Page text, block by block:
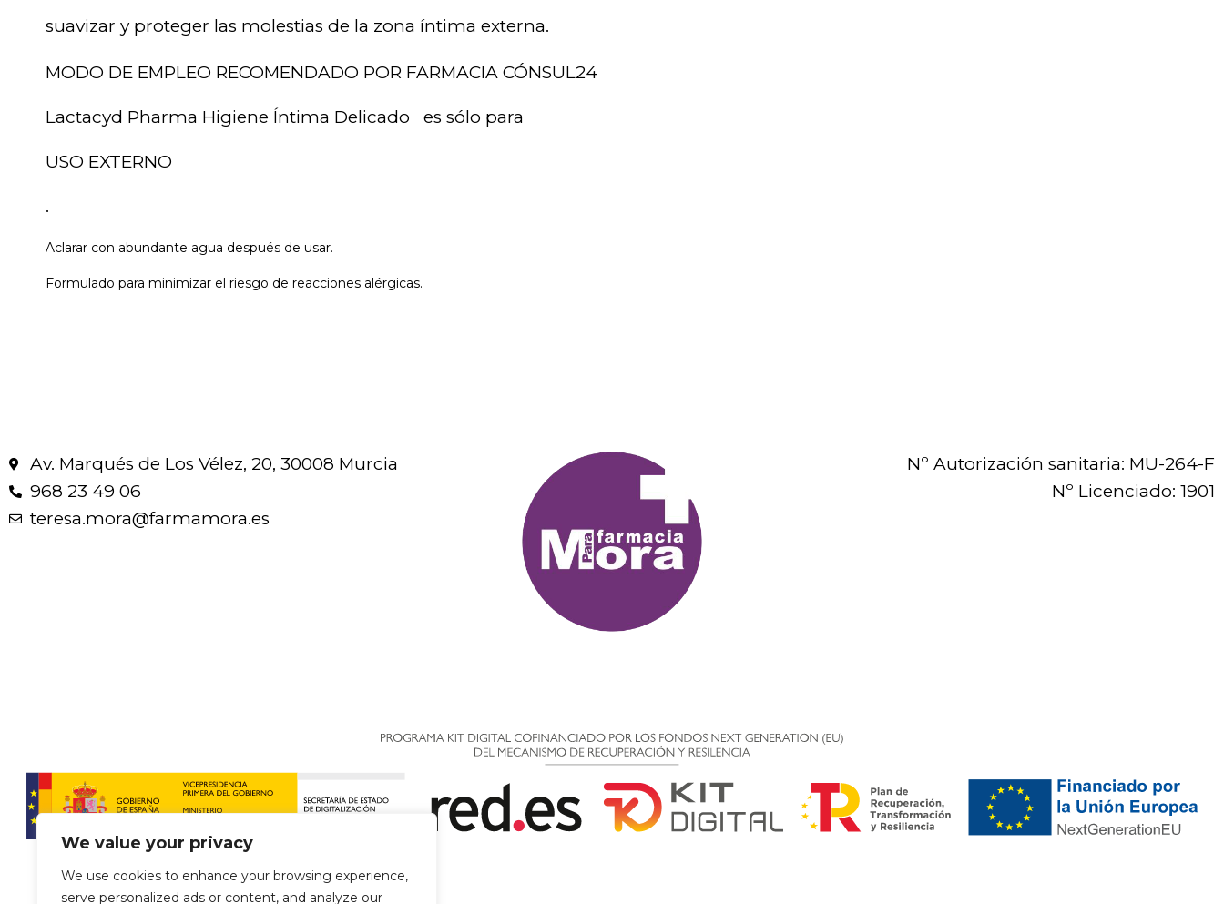
We value your privacy
We use cookies to enhance your browsing experience,
serve personalized ads or content, and analyze our
suavizar y proteger las molestias de la zona íntima externa.
MODO DE EMPLEO RECOMENDADO POR FARMACIA CÓNSUL24
Lactacyd Pharma Higiene Íntima Delicado es sólo para
USO EXTERNO
.
Aclarar con abundante agua después de usar.
Formulado para minimizar el riesgo de reacciones alérgicas.
Av. Marqués de Los Vélez, 20, 30008 Murcia
968 23 49 06
teresa.mora@farmamora.es
Nº Autorización sanitaria: MU-264-F
Nº Licenciado: 1901